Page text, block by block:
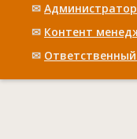
✉
✉ Контент
✉